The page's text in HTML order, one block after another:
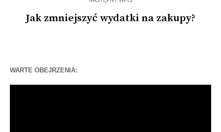
Jak zmniejszyć wydatki na zakupy?
WARTE OBEJRZENIA: